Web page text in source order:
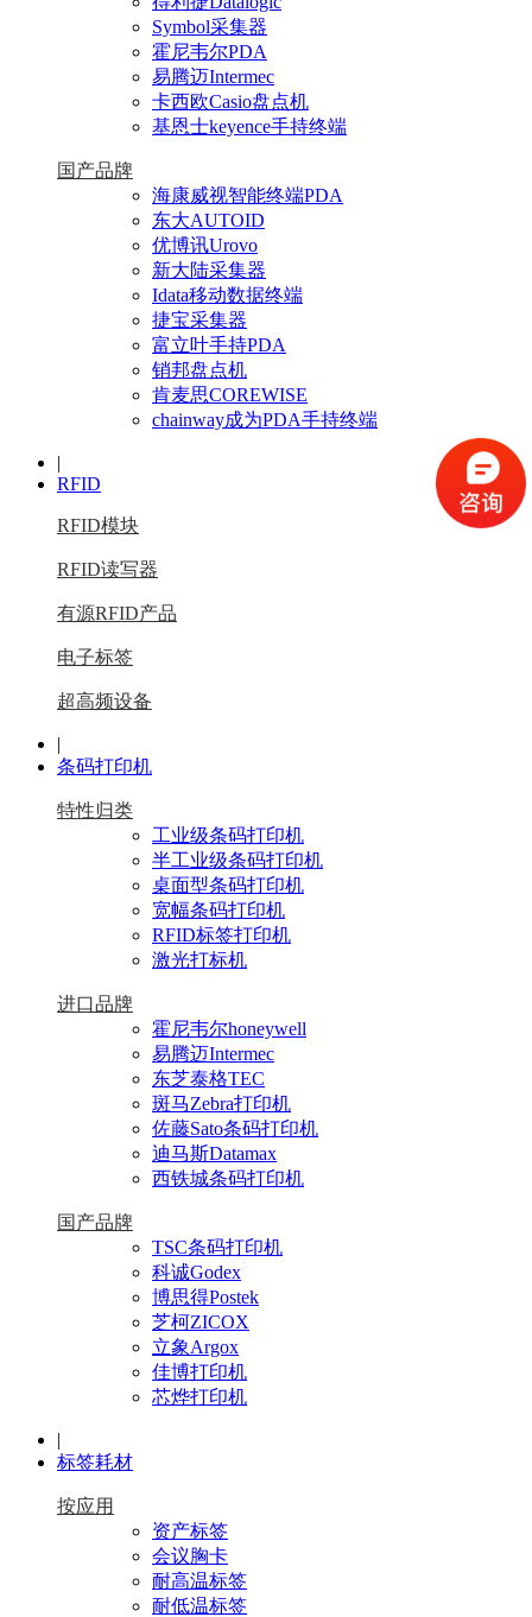
Symbol采集器
霍尼韦尔PDA
易腾迈Intermec
卡西欧Casio盘点机
基恩士keyence手持终端
国产品牌
海康威视智能终端PDA
东大AUTOID
优博讯Urovo
新大陆采集器
Idata移动数据终端
捷宝采集器
富立叶手持PDA
销邦盘点机
肯麦思COREWISE
chainway成为PDA手持终端
|
RFID
RFID模块
RFID读写器
有源RFID产品
电子标签
超高频设备
|
条码打印机
特性归类
工业级条码打印机
半工业级条码打印机
桌面型条码打印机
宽幅条码打印机
RFID标签打印机
激光打标机
进口品牌
霍尼韦尔honeywell
易腾迈Intermec
东芝泰格TEC
斑马Zebra打印机
佐藤Sato条码打印机
迪马斯Datamax
西铁城条码打印机
国产品牌
TSC条码打印机
科诚Godex
博思得Postek
芝柯ZICOX
立象Argox
佳博打印机
芯烨打印机
|
标签耗材
按应用
资产标签
会议胸卡
耐高温标签
耐低温标签